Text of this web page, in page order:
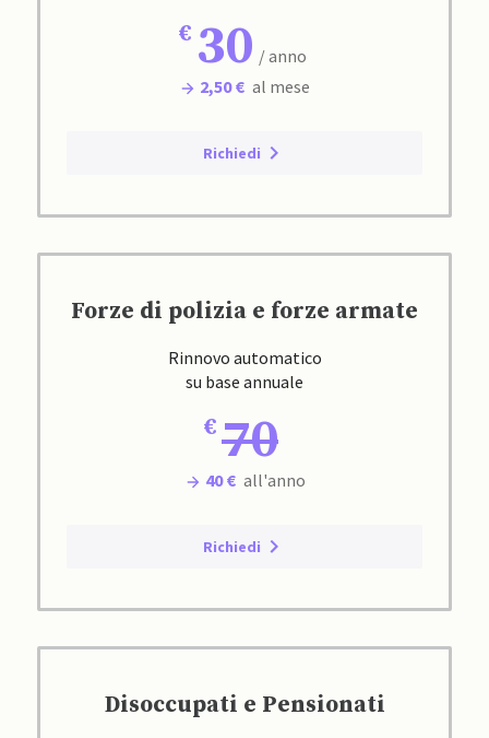
30 / anno
2,50 € al mese
Richiedi
Forze di polizia e forze armate
Rinnovo automatico
su base annuale
70
40 € all'anno
Richiedi
Disoccupati e Pensionati